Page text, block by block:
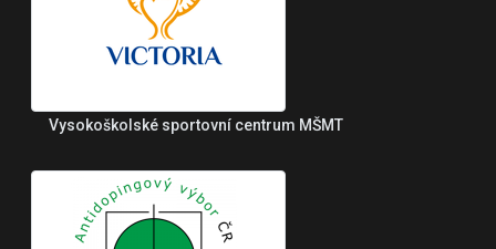
Vysokoškolské sportovní centrum MŠMT